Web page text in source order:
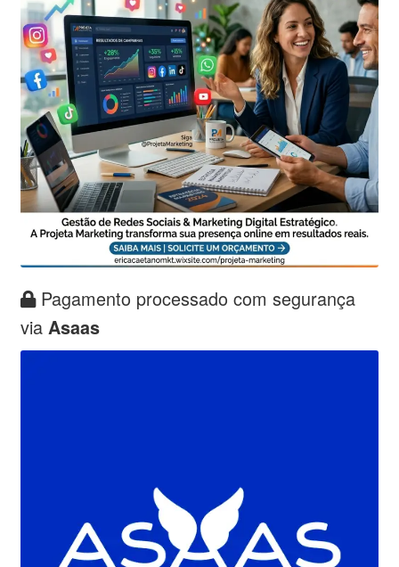
Pagamento processado com segurança
via Asaas